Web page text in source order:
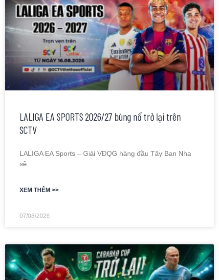
LALIGA EA SPORTS 2026/27 bùng nổ trở lại trên
SCTV
LALIGA EA Sports – Giải VĐQG hàng đầu Tây Ban Nha
sẽ
XEM THÊM >>
07/08/2026